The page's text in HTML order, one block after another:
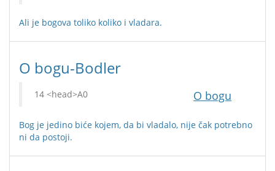
Ali je bogova toliko koliko i vladara.
O bogu-Bodler
O bogu
Bog je jedino biće kojem, da bi vladalo, nije čak potrebno
ni da postoji.